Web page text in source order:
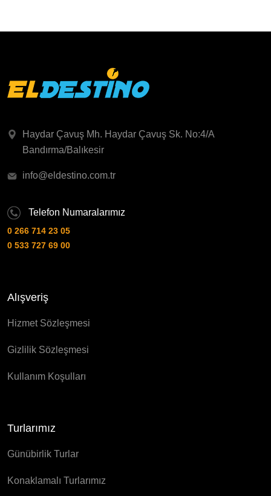
Haydar Çavuş Mh. Haydar Çavuş Sk. No:4/A
Bandırma/Balıkesir
info@eldestino.com.tr
Telefon Numaralarımız
0 266 714 23 05
0 533 727 69 00
Alışveriş
Hizmet Sözleşmesi
Gizlilik Sözleşmesi
Kullanım Koşulları
Turlarımız
Günübirlik Turlar
Konaklamalı Turlarımız